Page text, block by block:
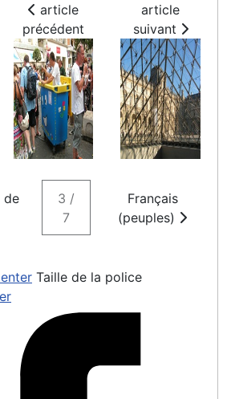
article
précédent
article
suivant
de
3 /
7
Français
(peuples)
Taille de la police